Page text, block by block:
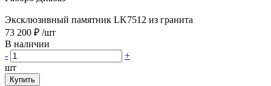
Эксклюзивный памятник LK7512 из гранита
73 200 ₽ /шт
В наличии
-
+
шт
Купить